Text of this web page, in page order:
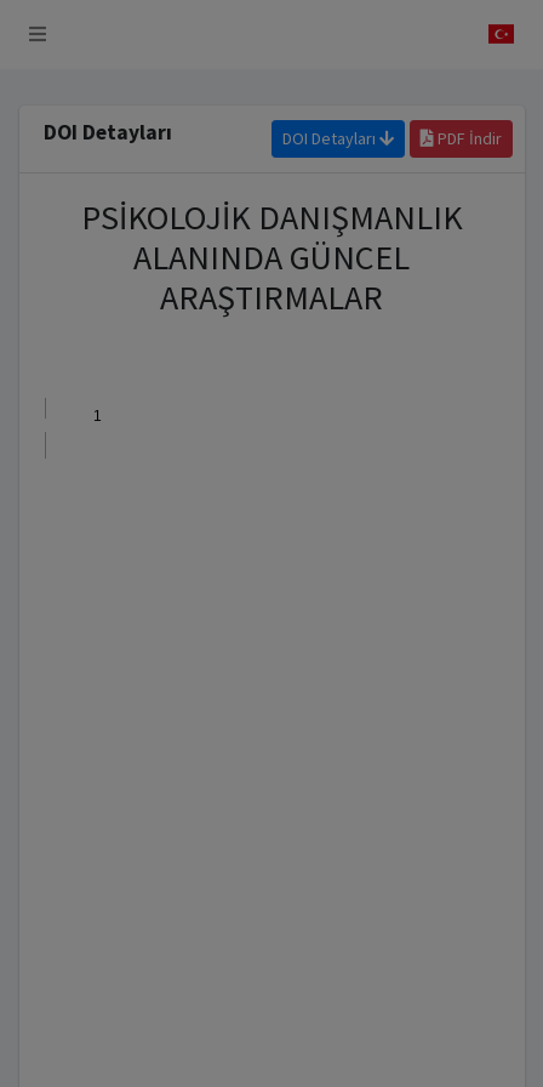
DOI Detayları DOI Detayları PDF İndir
PSİKOLOJİK DANIŞMANLIK
ALANINDA GÜNCEL
ARAŞTIRMALAR